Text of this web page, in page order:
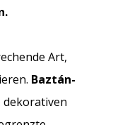
Art,
Baztán-
dekorativen